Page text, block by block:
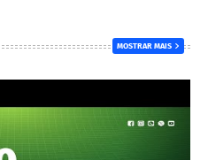
MOSTRAR MAIS